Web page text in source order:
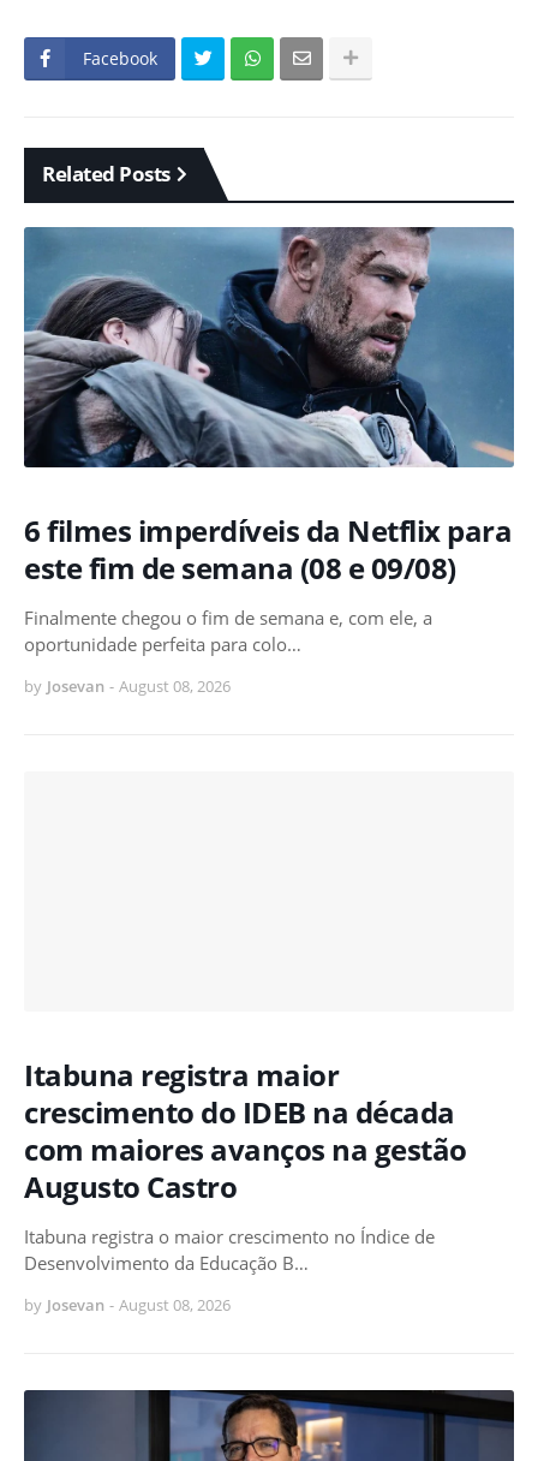
Facebook
Related Posts
6 filmes imperdíveis da Netflix para
este fim de semana (08 e 09/08)
Finalmente chegou o fim de semana e, com ele, a
oportunidade perfeita para colo…
by Josevan - August 08, 2026
Itabuna registra maior
crescimento do IDEB na década
com maiores avanços na gestão
Augusto Castro
Itabuna registra o maior crescimento no Índice de
Desenvolvimento da Educação B…
by Josevan - August 08, 2026